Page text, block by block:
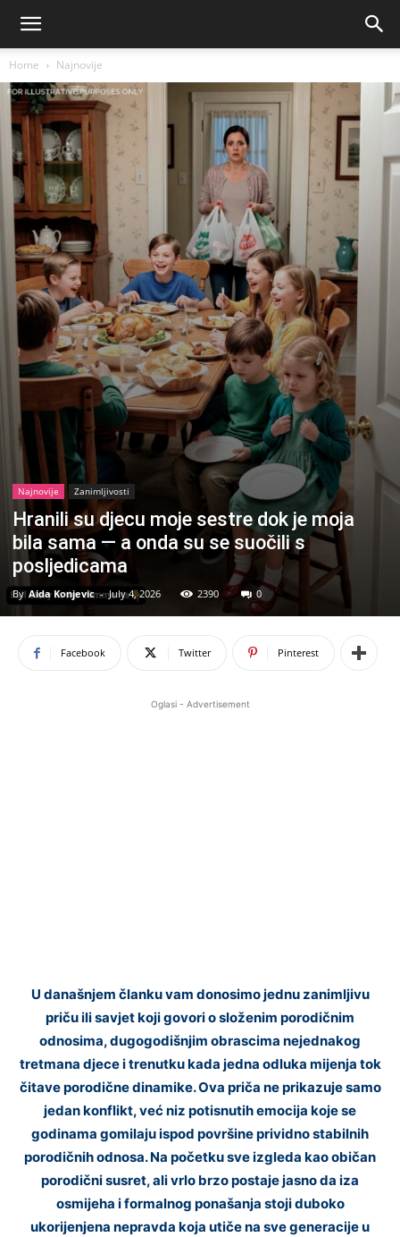
Home Najnovije
Najnovije Zanimljivosti
Hranili su djecu moje sestre dok je moja
bila sama — a onda su se suočili s
posljedicama
By Aida Konjevic - July 4, 2026 2390 0
Facebook Twitter Pinterest
Oglasi - Advertisement
U današnjem članku vam donosimo jednu zanimljivu
priču ili savjet koji govori o složenim porodičnim
odnosima, dugogodišnjim obrascima nejednakog
tretmana djece i trenutku kada jedna odluka mijenja tok
čitave porodične dinamike. Ova priča ne prikazuje samo
jedan konflikt, već niz potisnutih emocija koje se
godinama gomilaju ispod površine prividno stabilnih
porodičnih odnosa. Na početku sve izgleda kao običan
porodični susret, ali vrlo brzo postaje jasno da iza
osmijeha i formalnog ponašanja stoji duboko
ukorijenjena nepravda koja utiče na sve generacije u